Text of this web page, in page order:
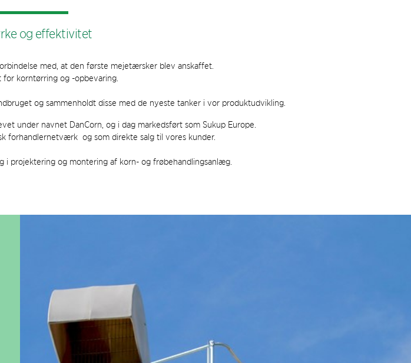
og effektivitet
med, at den første mejetærsker blev anskaffet.
korntørring og -opbevaring.
og sammenholdt disse med de nyeste tanker i vor produktudvikling.
under navnet DanCorn, og i dag markedsført som Sukup Europe.
forhandlernetværk og som direkte salg til vores kunder.
i projektering og montering af korn- og frøbehandlingsanlæg.